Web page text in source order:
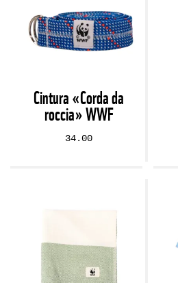
Cintura «Corda da
roccia» WWF
34.00